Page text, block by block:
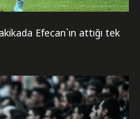
Efecan`ın attığı tek